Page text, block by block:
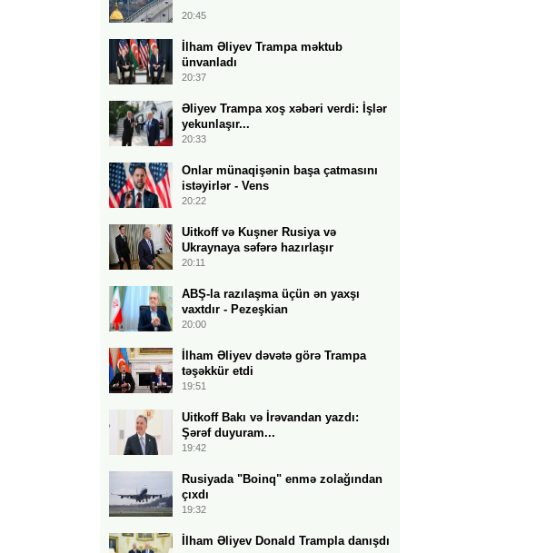
20:45
İlham Əliyev Trampa məktub
ünvanladı
20:37
Əliyev Trampa xoş xəbəri verdi: İşlər
yekunlaşır...
20:33
Onlar münaqişənin başa çatmasını
istəyirlər - Vens
20:22
Uitkoff və Kuşner Rusiya və
Ukraynaya səfərə hazırlaşır
20:11
ABŞ-la razılaşma üçün ən yaxşı
vaxtdır - Pezeşkian
20:00
İlham Əliyev dəvətə görə Trampa
təşəkkür etdi
19:51
Uitkoff Bakı və İrəvandan yazdı:
Şərəf duyuram...
19:42
Rusiyada "Boinq" enmə zolağından
çıxdı
19:32
İlham Əliyev Donald Trampla danışdı